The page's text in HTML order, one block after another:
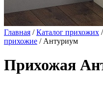
Главная /Каталог прихожих /
прихожие / Антуриум
Прихожая